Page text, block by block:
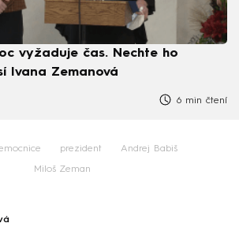
vyžaduje čas. Nechte ho
Ivana Zemanová
6 min čtení
prezident Andrej Babiš
Miloš Zeman